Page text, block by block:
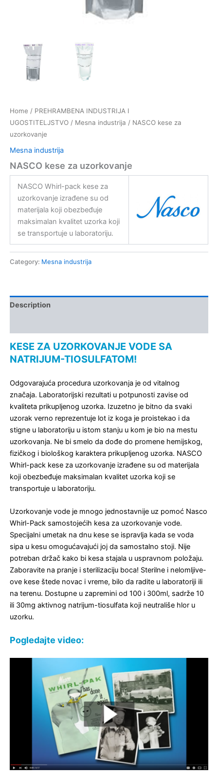
Home / PREHRAMBENA INDUSTRIJA I
UGOSTITELJSTVO / Mesna industrija / NASCO kese za
uzorkovanje
Mesna industrija
NASCO kese za uzorkovanje
NASCO Whirl-pack kese za
uzorkovanje izrađene su od
materijala koji obezbeđuje
maksimalan kvalitet uzorka koji
se transportuje u laboratoriju.
Category: Mesna industrija
Description
KESE ZA UZORKOVANJE VODE SA
NATRIJUM-TIOSULFATOM!
Odgovarajuća procedura uzorkovanja je od vitalnog
značaja. Laboratorijski rezultati u potpunosti zavise od
kvaliteta prikupljenog uzorka. Izuzetno je bitno da svaki
uzorak verno reprezentuje lot iz koga je proistekao i da
stigne u laboratoriju u istom stanju u kom je bio na mestu
uzorkovanja. Ne bi smelo da dođe do promene hemijskog,
fizičkog i biološkog karaktera prikupljenog uzorka. NASCO
Whirl-pack kese za uzorkovanje izrađene su od materijala
koji obezbeđuje maksimalan kvalitet uzorka koji se
transportuje u laboratoriju.
Uzorkovanje vode je mnogo jednostavnije uz pomoć Nasco
Whirl-Pack samostojećih kesa za uzorkovanje vode.
Specijalni umetak na dnu kese se ispravlja kada se voda
sipa u kesu omogućavajući joj da samostalno stoji. Nije
potreban držač kako bi kesa stajala u uspravnom položaju.
Zaboravite na pranje i sterilizaciju boca! Sterilne i nelomljive-
ove kese štede novac i vreme, bilo da radite u laboratoriji ili
na terenu. Dostupne u zapremini od 100 i 300ml, sadrže 10
ili 30mg aktivnog natrijum-tiosulfata koji neutrališe hlor u
uzorku.
Pogledajte video: